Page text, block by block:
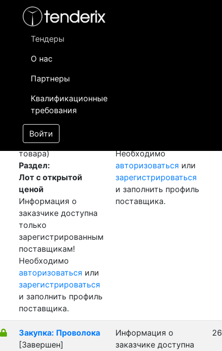
Тендеры
О нас
Партнеры
Квалификационные
требования
Войти
- активный лот
- сохраненный лот (не опубликован)
Закупка: Шина
медная[Завершен]
Победитель выбран
Лот №:658
АУКЦИОН (покупка
товара)
Раздел:
Лот с открытой
ценой
Информация о
заказчике доступна
только
зарегистрированным
поставщикам!
Необходимо
авторизоваться или
зарегистрироваться
и заполнить профиль
поставщика.
Необходимо
авторизоваться или
зарегистрироваться
и заполнить профиль
поставщика.
Закупка: Проволока
[Завершен]
Информация о
заказчике доступна